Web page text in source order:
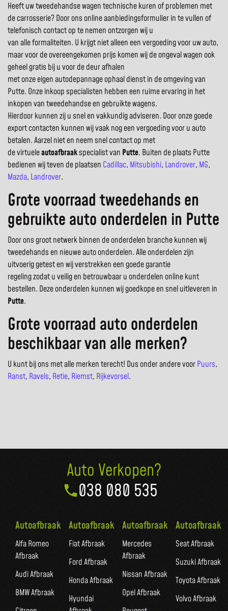
Heeft uw tweedehandse wagen technische kuren of problemen met
de carrosserie? Door ons online aanbiedingsformulier in te vullen of
telefonisch contact op te nemen ontzorgen wij u
van alle formaliteiten. U krijgt niet alleen een vergoeding voor uw auto,
maar voor de overeengekomen prijs komen wij de ongeval wagen ook
geheel gratis bij u voor de deur afhalen
met onze eigen autodepannage ophaal dienst in de omgeving van
Putte. Onze inkoop specialisten hebben een ruime ervaring in het
inkopen van tweedehandse en gebruikte wagens.
Hierdoor kunnen zij u snel en vakkundig adviseren. Door onze goede
export contacten kunnen wij vaak nog een vergoeding voor u auto
betalen. Aarzel niet en neem snel contact op met
de virtueleautoafbraakspecialist van Putte. Buiten de plaats Putte
bedienen wij teven de plaatsen Cadillac, Mitsubishi, Landrover, MG,
Mazda, Landrover.
Grote voorraad tweedehands en
gebruikte auto onderdelen in Putte
Door ons groot netwerk binnen de onderdelen branche kunnen wij
tweedehands en nieuwe auto onderdelen. Alle onderdelen zijn
uitvoerig getest en wij verstrekken een goede garantie
regeling zodat u veilig en betrouwbaar u onderdelen online kunt
bestellen. Deze onderdelen kunnen wij goedkope en snel uitleveren in
Putte.
Grote voorraad auto onderdelen
beschikbaar van alle merken?
U kunt bij ons met alle merken terecht! Dus onder andere voorPuurs,
Ranst, Ravels, Retie, Riemst, Rijkevorsel.
Auto Verkopen?
038 080 535
Autoafbraak
Alfa Romeo
Afbraak
Audi Afbraak
BMW Afbraak
Autoafbraak
Fiat Afbraak
Ford Afbraak
Honda Afbraak
Hyundai
Autoafbraak
Mercedes
Afbraak
Nissan Afbraak
Opel Afbraak
Autoafbraak
Seat Afbraak
Suzuki Afbraak
Toyota Afbraak
Volvo Afbraak